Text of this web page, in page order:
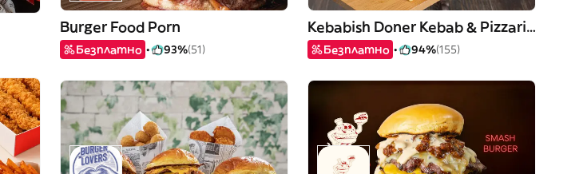
Burger Food Porn
Безплатно 93%(51)
Kebabish Doner Kebab & Pizzaria (HALAL)
Безплатно 94%(155)